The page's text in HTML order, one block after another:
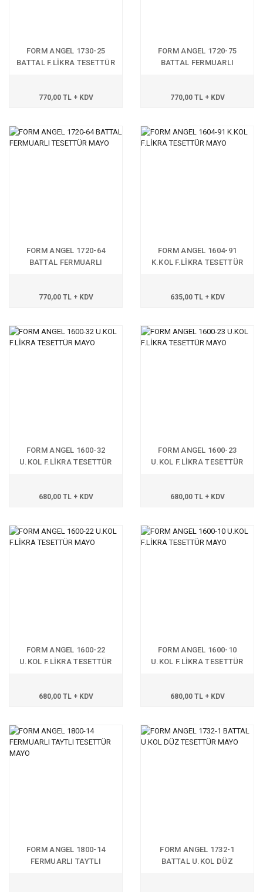
FORM ANGEL 1730-25
BATTAL F.LİKRA TESETTÜR
770,00 TL + KDV
FORM ANGEL 1720-75
BATTAL FERMUARLI
770,00 TL + KDV
FORM ANGEL 1720-64
BATTAL FERMUARLI
770,00 TL + KDV
FORM ANGEL 1604-91
K.KOL F.LİKRA TESETTÜR
635,00 TL + KDV
FORM ANGEL 1600-32
U.KOL F.LİKRA TESETTÜR
680,00 TL + KDV
FORM ANGEL 1600-23
U.KOL F.LİKRA TESETTÜR
680,00 TL + KDV
FORM ANGEL 1600-22
U.KOL F.LİKRA TESETTÜR
680,00 TL + KDV
FORM ANGEL 1600-10
U.KOL F.LİKRA TESETTÜR
680,00 TL + KDV
FORM ANGEL 1800-14
FERMUARLI TAYTLI
FORM ANGEL 1732-1
BATTAL U.KOL DÜZ